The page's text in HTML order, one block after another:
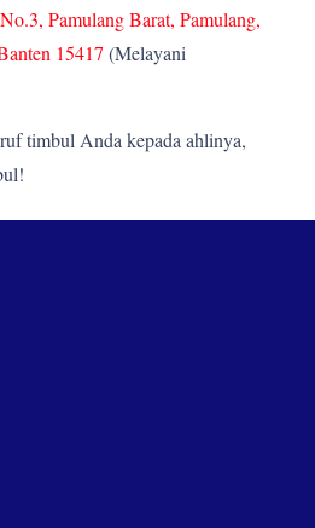
Pamulang Barat, Pamulang,
15417 (Melayani
timbul Anda kepada ahlinya,